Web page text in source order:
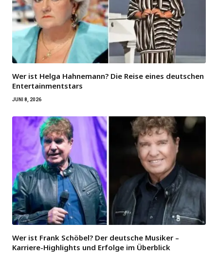
Wer ist Helga Hahnemann? Die Reise eines deutschen
Entertainmentstars
JUNI 8, 2026
Wer ist Frank Schöbel? Der deutsche Musiker –
Karriere-Highlights und Erfolge im Überblick